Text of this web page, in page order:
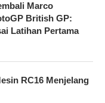
Marco
British GP:
Latihan Pertama
RC16 Menjelang